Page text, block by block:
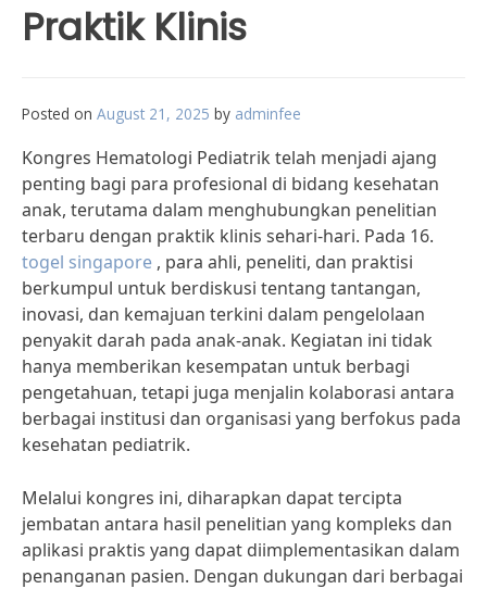
Praktik Klinis
Posted on August 21, 2025 by adminfee
Kongres Hematologi Pediatrik telah menjadi ajang
penting bagi para profesional di bidang kesehatan
anak, terutama dalam menghubungkan penelitian
terbaru dengan praktik klinis sehari-hari. Pada 16.
togel singapore , para ahli, peneliti, dan praktisi
berkumpul untuk berdiskusi tentang tantangan,
inovasi, dan kemajuan terkini dalam pengelolaan
penyakit darah pada anak-anak. Kegiatan ini tidak
hanya memberikan kesempatan untuk berbagi
pengetahuan, tetapi juga menjalin kolaborasi antara
berbagai institusi dan organisasi yang berfokus pada
kesehatan pediatrik.
Melalui kongres ini, diharapkan dapat tercipta
jembatan antara hasil penelitian yang kompleks dan
aplikasi praktis yang dapat diimplementasikan dalam
penanganan pasien. Dengan dukungan dari berbagai